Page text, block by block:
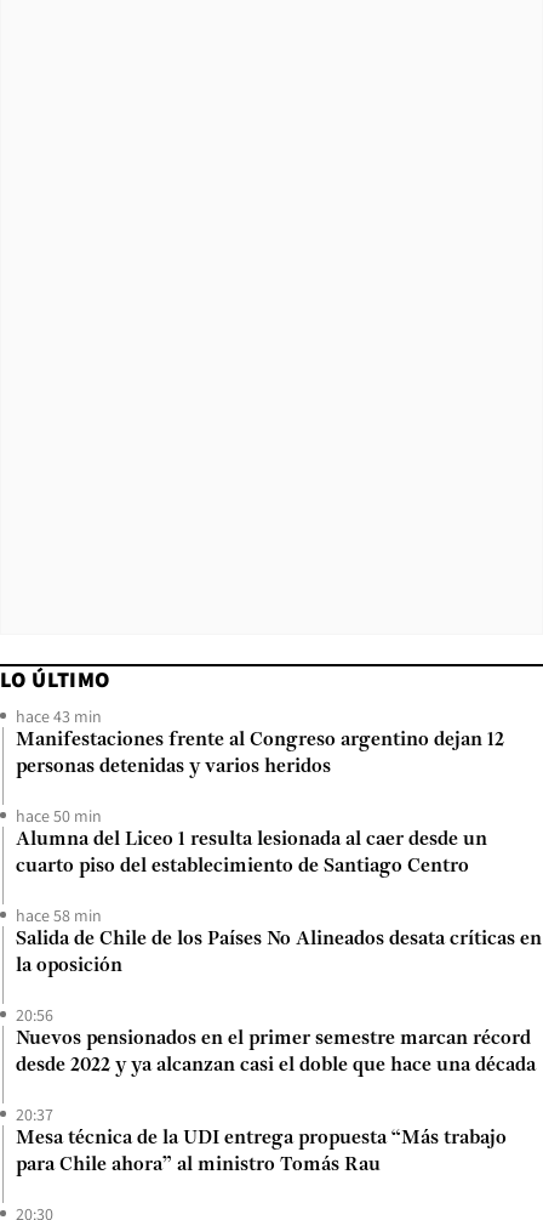
LO ÚLTIMO
hace 43 min
Manifestaciones frente al Congreso argentino dejan 12
personas detenidas y varios heridos
hace 50 min
Alumna del Liceo 1 resulta lesionada al caer desde un
cuarto piso del establecimiento de Santiago Centro
hace 58 min
Salida de Chile de los Países No Alineados desata críticas en
la oposición
20:56
Nuevos pensionados en el primer semestre marcan récord
desde 2022 y ya alcanzan casi el doble que hace una década
20:37
Mesa técnica de la UDI entrega propuesta “Más trabajo
para Chile ahora” al ministro Tomás Rau
20:30